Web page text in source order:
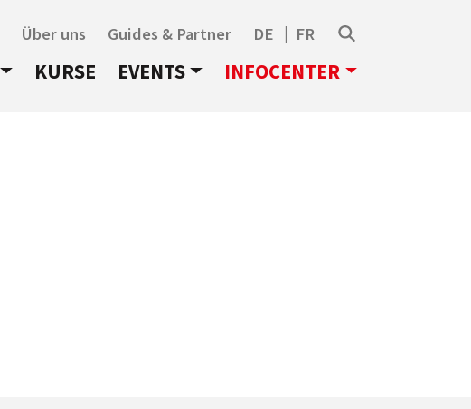
KURSE EVENTS INFOCENTER
Über uns Guides & Partner DE FR